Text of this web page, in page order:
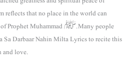
reflects that no place in the world can
of
Prophet Muhammad ﷺ. Many people
Sa Darbaar Nahin Milta Lyrics to recite this
and love.